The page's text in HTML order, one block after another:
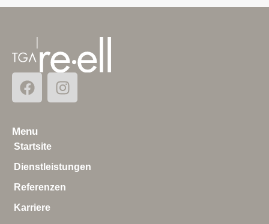
Menu
Startsite
Dienstleistungen
Referenzen
Karriere